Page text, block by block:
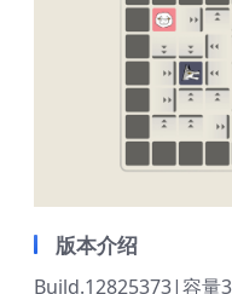
版本介绍
Build.12825373|容量